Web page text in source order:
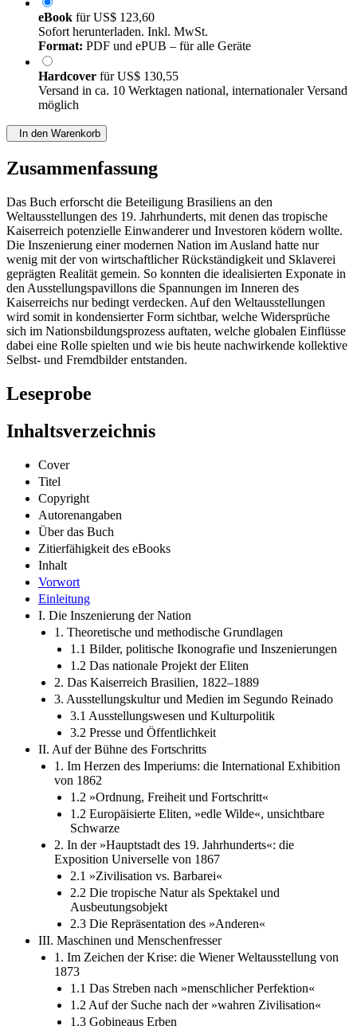
eBook fürUS$ 123,60
Sofort herunterladen. Inkl. MwSt.
Format: PDF und ePUB – für alle Geräte
Hardcover fürUS$ 130,55
Versand in ca. 10 Werktagen national, internationaler Versand
möglich
In den Warenkorb
Zusammenfassung
Das Buch erforscht die Beteiligung Brasiliens an den
Weltausstellungen des 19. Jahrhunderts, mit denen das tropische
Kaiserreich potenzielle Einwanderer und Investoren ködern wollte.
Die Inszenierung einer modernen Nation im Ausland hatte nur
wenig mit der von wirtschaftlicher Rückständigkeit und Sklaverei
geprägten Realität gemein. So konnten die idealisierten Exponate in
den Ausstellungspavillons die Spannungen im Inneren des
Kaiserreichs nur bedingt verdecken. Auf den Weltausstellungen
wird somit in kondensierter Form sichtbar, welche Widersprüche
sich im Nationsbildungsprozess auftaten, welche globalen Einflüsse
dabei eine Rolle spielten und wie bis heute nachwirkende kollektive
Selbst- und Fremdbilder entstanden.
Leseprobe
Inhaltsverzeichnis
Cover
Titel
Copyright
Autorenangaben
Über das Buch
Zitierfähigkeit des eBooks
Inhalt
Vorwort
Einleitung
I. Die Inszenierung der Nation
1. Theoretische und methodische Grundlagen
1.1 Bilder, politische Ikonografie und Inszenierungen
1.2 Das nationale Projekt der Eliten
2. Das Kaiserreich Brasilien, 1822–1889
3. Ausstellungskultur und Medien im Segundo Reinado
3.1 Ausstellungswesen und Kulturpolitik
3.2 Presse und Öffentlichkeit
II. Auf der Bühne des Fortschritts
1. Im Herzen des Imperiums: die International Exhibition
von 1862
1.2 »Ordnung, Freiheit und Fortschritt«
1.2 Europäisierte Eliten, »edle Wilde«, unsichtbare
Schwarze
2. In der »Hauptstadt des 19. Jahrhunderts«: die
Exposition Universelle von 1867
2.1 »Zivilisation vs. Barbarei«
2.2 Die tropische Natur als Spektakel und
Ausbeutungsobjekt
2.3 Die Repräsentation des »Anderen«
III. Maschinen und Menschenfresser
1. Im Zeichen der Krise: die Wiener Weltausstellung von
1873
1.1 Das Streben nach »menschlicher Perfektion«
1.2 Auf der Suche nach der »wahren Zivilisation«
1.3 Gobineaus Erben